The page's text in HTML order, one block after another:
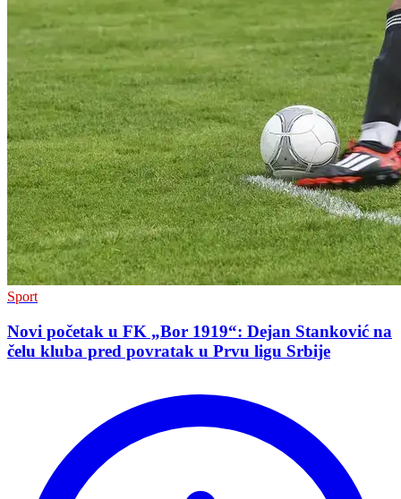
Sport
Novi početak u FK „Bor 1919“: Dejan Stanković na
čelu kluba pred povratak u Prvu ligu Srbije